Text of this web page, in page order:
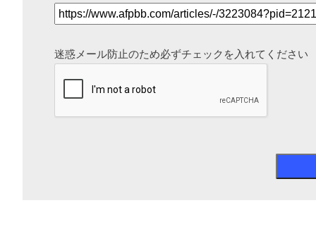
迷惑メール防止のため必ずチェックを入れてください